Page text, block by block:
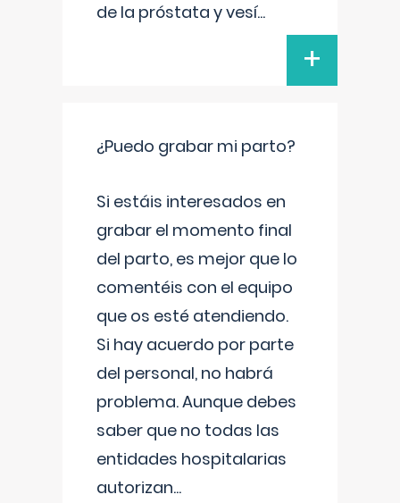
de la próstata y vesí...
+
¿Puedo grabar mi parto?
Si estáis interesados en
grabar el momento final
del parto, es mejor que lo
comentéis con el equipo
que os esté atendiendo.
Si hay acuerdo por parte
del personal, no habrá
problema. Aunque debes
saber que no todas las
entidades hospitalarias
autorizan...